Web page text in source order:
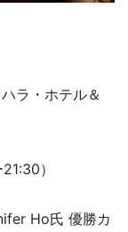
ラ・ホテル＆
）
Ho氏 優勝カ